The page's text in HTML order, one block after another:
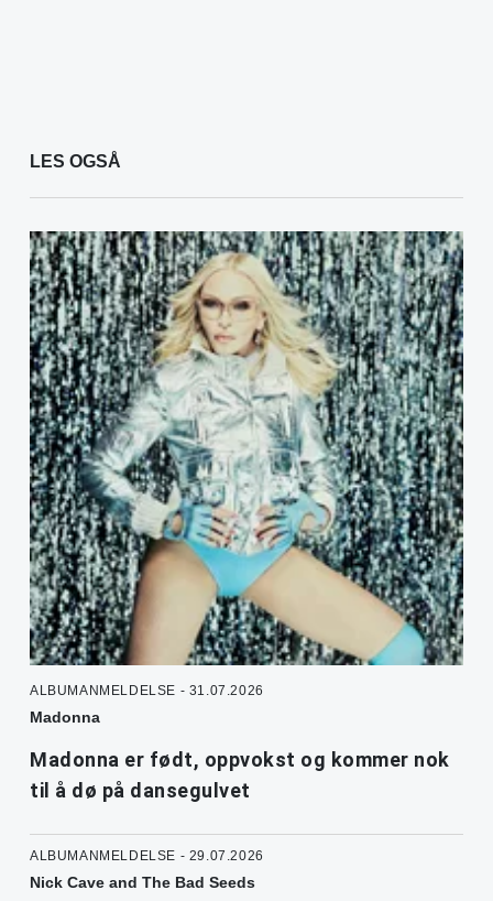
LES OGSÅ
ALBUMANMELDELSE - 31.07.2026
Madonna
Madonna er født, oppvokst og kommer nok
til å dø på dansegulvet
ALBUMANMELDELSE - 29.07.2026
Nick Cave and The Bad Seeds